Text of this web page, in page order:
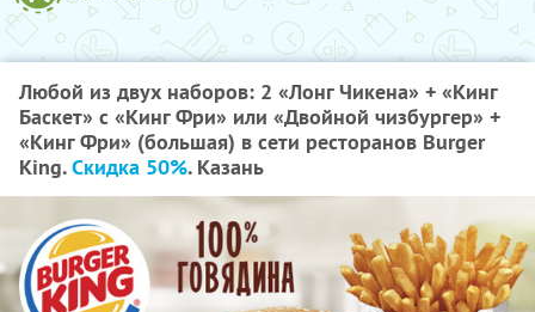
Любой из двух наборов: 2 «Лонг Чикена» + «Кинг
Баскет» с «Кинг Фри» или «Двойной чизбургер» +
«Кинг Фри» (большая) в сети ресторанов Burger
King.Скидка 50%. Казань